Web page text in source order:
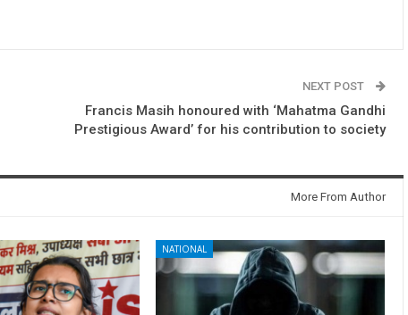
NEXT POST
Francis Masih honoured with ‘Mahatma Gandhi
Prestigious Award’ for his contribution to society
More From Author
NATIONAL